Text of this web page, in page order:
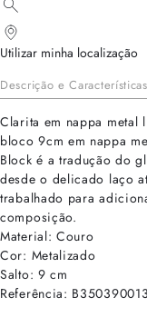
Utilizar minha localização
Descrição e Características
Clarita em nappa metal
bloco 9cm em nappa
Block é a tradução do
desde o delicado laço
trabalhado para
composição.
Material: Couro
Cor: Metalizado
Salto: 9 cm
Referência: